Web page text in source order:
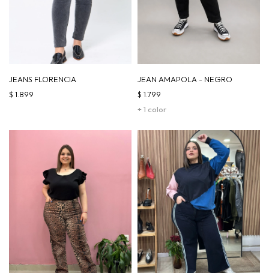
JEANS FLORENCIA
$ 1.899
JEAN AMAPOLA - NEGRO
+ 1 color
$ 1.799